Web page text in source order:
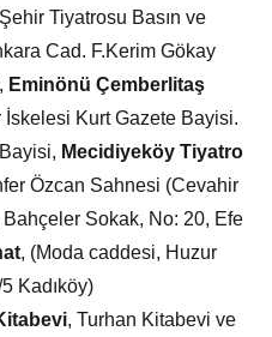
Tiyatrosu Basın ve
Cad. F.Kerim Gökay
Eminönü Çemberlitaş
İskelesi Kurt Gazete Bayisi.
Mecidiyeköy Tiyatro
Özcan Sahnesi (Cevahir
Sokak, No: 20, Efe
, (Moda caddesi, Huzur
Kadıköy)
, Turhan Kitabevi ve